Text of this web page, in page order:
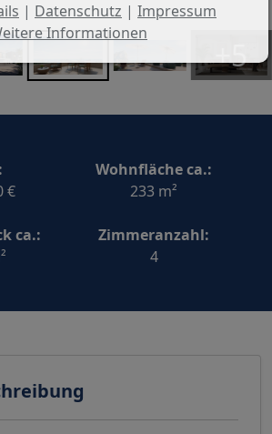
+5
€
Wohnfläche ca.:
233 m²
ca.:
Zimmeranzahl:
4
| Datenschutz | Impressum
Informationen